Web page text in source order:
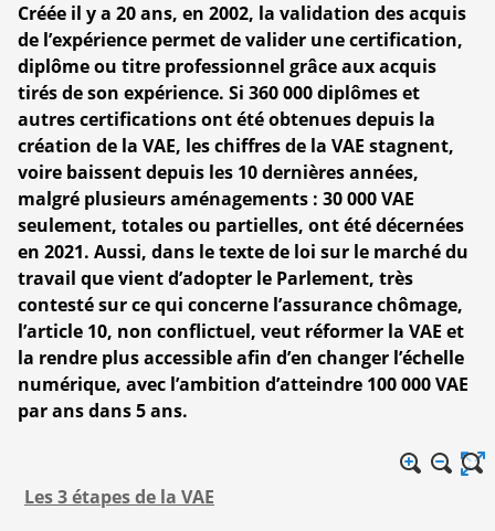
Créée il y a 20 ans, en 2002, la validation des acquis
de l’expérience permet de valider une certification,
diplôme ou titre professionnel grâce aux acquis
tirés de son expérience. Si 360 000 diplômes et
autres certifications ont été obtenues depuis la
création de la VAE, les chiffres de la VAE stagnent,
voire baissent depuis les 10 dernières années,
malgré plusieurs aménagements : 30 000 VAE
seulement, totales ou partielles, ont été décernées
en 2021. Aussi, dans le texte de loi sur le marché du
travail que vient d’adopter le Parlement, très
contesté sur ce qui concerne l’assurance chômage,
l’article 10, non conflictuel, veut réformer la VAE et
la rendre plus accessible afin d’en changer l’échelle
numérique, avec l’ambition d’atteindre 100 000 VAE
par ans dans 5 ans.
Les 3 étapes de la VAE